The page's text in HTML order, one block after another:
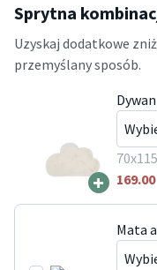
Sprytna
Uzyskaj dodatkowe
przemyślany sposób.
+
169.00
Mata